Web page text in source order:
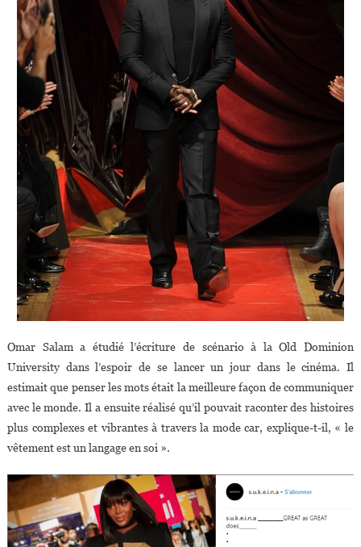
Omar Salam a étudié l’écriture de scénario à la Old Dominion
University dans l’espoir de se lancer un jour dans le cinéma. Il
estimait que penser les mots était la meilleure façon de communiquer
avec le monde. Il a ensuite réalisé qu’il pouvait raconter des histoires
plus complexes et vibrantes à travers la mode car, explique-t-il, « le
vêtement est un langage en soi ».